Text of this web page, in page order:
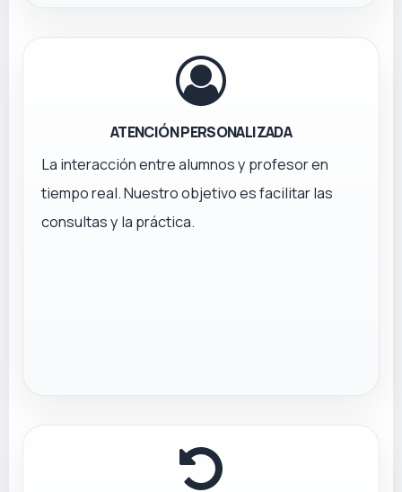
ATENCIÓN PERSONALIZADA
La interacción entre alumnos y profesor en
tiempo real. Nuestro objetivo es facilitar las
consultas y la práctica.